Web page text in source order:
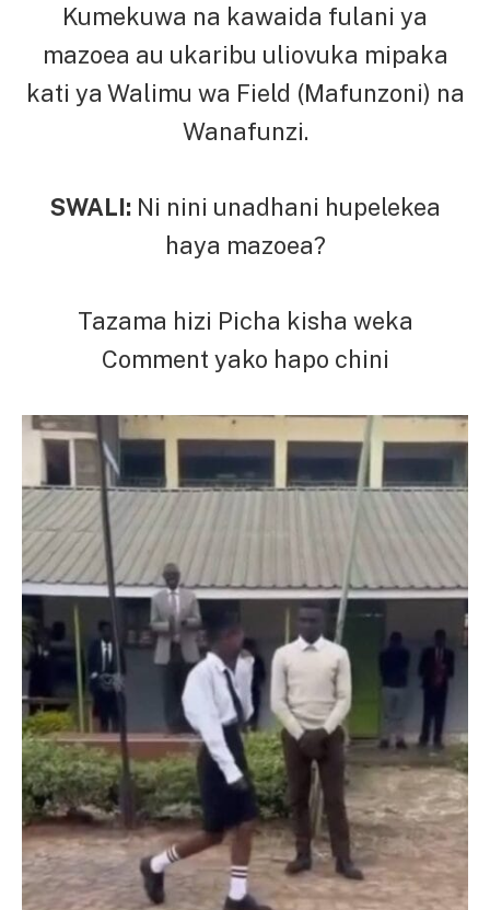
Kumekuwa na kawaida fulani ya
mazoea au ukaribu uliovuka mipaka
kati ya Walimu wa Field (Mafunzoni) na
Wanafunzi.
SWALI: Ni nini unadhani hupelekea
haya mazoea?
Tazama hizi Picha kisha weka
Comment yako hapo chini